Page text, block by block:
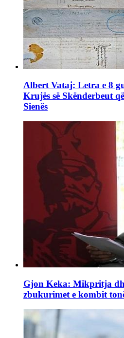
Albert Vataj: Letra e 8
Krujës së Skënderbeut
Sienës
Gjon Keka: Mikpritja
zbukurimet e kombit